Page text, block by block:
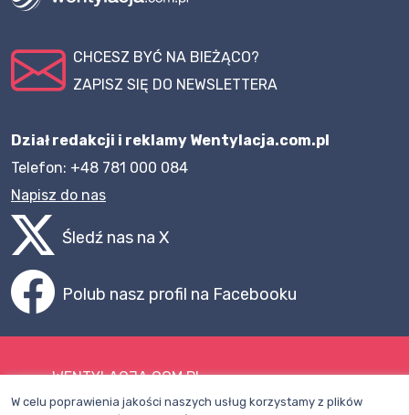
CHCESZ BYĆ NA BIEŻĄCO?
ZAPISZ SIĘ DO NEWSLETTERA
Dział redakcji i reklamy Wentylacja.com.pl
Telefon: +48 781 000 084
Napisz do nas
Śledź nas na X
Polub nasz profil na Facebooku
WENTYLACJA.COM.PL
W celu poprawienia jakości naszych usług korzystamy z plików